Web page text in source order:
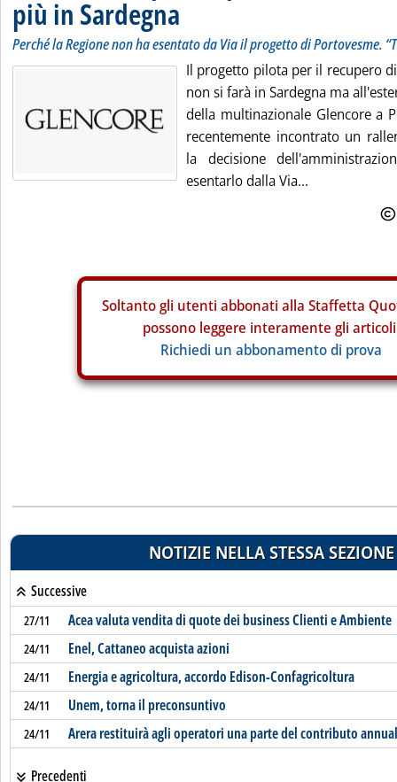
più in Sardegna
Perché la Regione non ha esentato da Via il progetto di Portovesme.
Il progetto pilota per il recupero
non si farà in Sardegna ma
della multinazionale Glencore a
recentemente incontrato un
la decisione
esentarlo dalla Via...
Soltanto gli utenti abbonati alla Staffetta
possono leggere interamente gli
Richiedi un abbonamento di prova
NOTIZIE NELLA STESSA SEZIONE
Successive
27/11 Acea valuta vendita di quote dei business Clienti e Ambiente
24/11 Enel, Cattaneo acquista azioni
24/11 Energia e agricoltura, accordo Edison-Confagricoltura
24/11 Unem, torna il preconsuntivo
24/11 Arera restituirà agli operatori una parte del contributo
Precedenti